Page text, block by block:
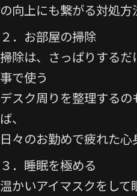
の向上にも繋がる対処方
２．お部屋の掃除
掃除は、さっぱりする
事で使う
デスク周りを整理する
ば、
日々のお勤めで疲れた
３．睡眠を極める
温かいアイマスクをし